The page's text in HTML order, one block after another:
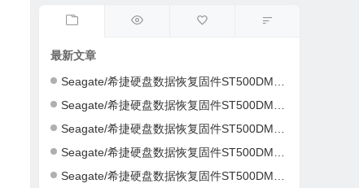
最新文章
Seagate/希捷硬盘数据恢复固件ST500DM002-1ER14C-CC46-S4Y4K583-PC3000全套
Seagate/希捷硬盘数据恢复固件ST500DM002-1ER14C-CC43-Z4Y16NC5-PC3000全套
Seagate/希捷硬盘数据恢复固件ST500DM002-1CH14C-CC49-Z1DA7L6D-PC3000全套
Seagate/希捷硬盘数据恢复固件ST500DM002-1CH14C-CC49-Z1DA7L6D-PC3000全套
Seagate/希捷硬盘数据恢复固件ST500DM002-1CH14C-CC49-S1DHMP2Y-PC3000全套